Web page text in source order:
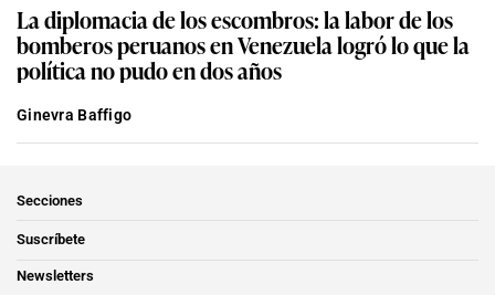
La diplomacia de los escombros: la labor de los
bomberos peruanos en Venezuela logró lo que la
política no pudo en dos años
Ginevra Baffigo
Secciones
Suscríbete
Newsletters